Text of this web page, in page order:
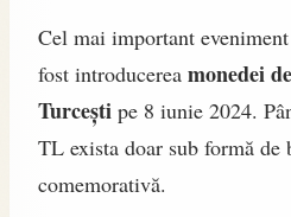
Cel mai important
fost introducerea monedei
Turcești pe 8 iunie 2024.
TL exista doar sub formă de
comemorativă.